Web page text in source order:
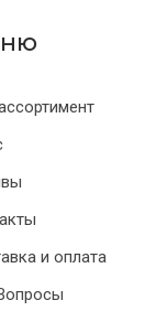
и оплата